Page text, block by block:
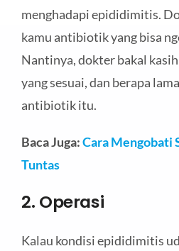
menghadapi epididimitis.
kamu antibiotik yang bisa
Nantinya, dokter bakal
yang sesuai, dan berapa
antibiotik itu.
Baca Juga:Cara Mengobati
Tuntas
2. Operasi
Kalau kondisi epididimitis